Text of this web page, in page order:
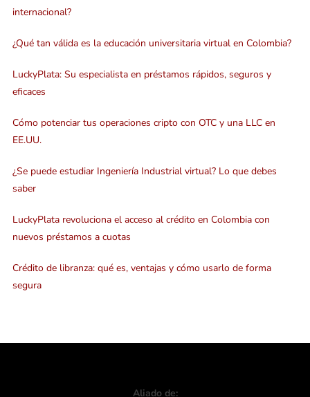
internacional?
¿Qué tan válida es la educación universitaria virtual en Colombia?
LuckyPlata: Su especialista en préstamos rápidos, seguros y
eficaces
Cómo potenciar tus operaciones cripto con OTC y una LLC en
EE.UU.
¿Se puede estudiar Ingeniería Industrial virtual? Lo que debes
saber
LuckyPlata revoluciona el acceso al crédito en Colombia con
nuevos préstamos a cuotas
Crédito de libranza: qué es, ventajas y cómo usarlo de forma
segura
Aliado de: